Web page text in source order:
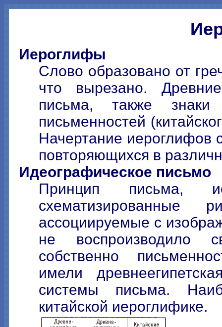
Иероглифы
Слово образовано от
что вырезано.
письма, также знаки
письменностей
Начертание иероглифов
повторяющихся в
Идеографическое письмо
Принцип письма,
схематизированные
ассоциируемые с
не воспроизводило
собственно
имели
системы письма.
китайской иероглифике.